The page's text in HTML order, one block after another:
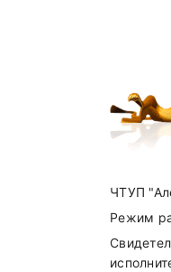
ЧТУП
Режим